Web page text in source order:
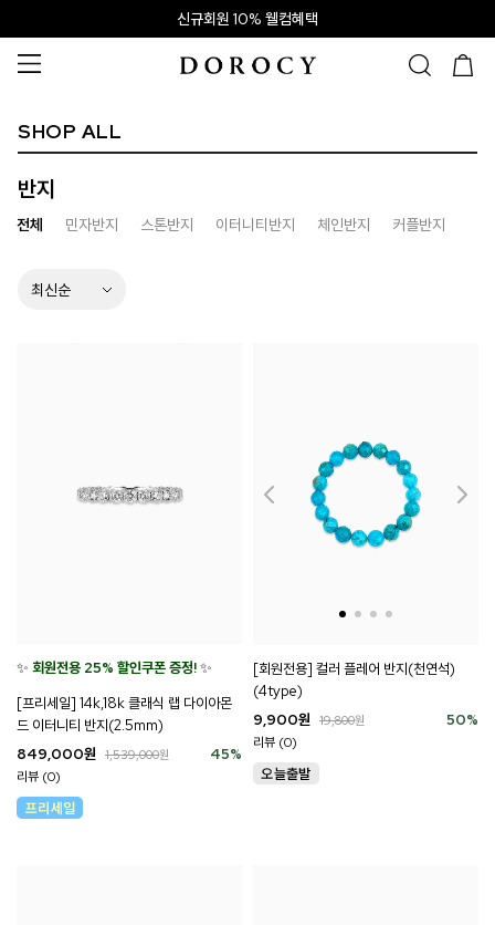
신규회원 10% 웰컴혜택
SHOP ALL
반지
전체 민자반지 스톤반지 이터니티반지 체인반지 커플반지
✨ 회원전용 25% 할인쿠폰 증정!✨
[프리세일] 14k,18k 클래식 랩 다이아몬
드 이터니티 반지(2.5mm)
45%
849,000원 1,539,000원
리뷰 (0)
[회원전용] 컬러 플레어 반지(천연석)
(4type)
50%
9,900원 19,800원
리뷰 (0)